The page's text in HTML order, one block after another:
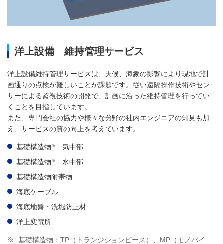
洋上設備 維持管理サービス
洋上設備維持管理サービスは、天候、海象の影響により現地で計
画通りの点検が難しいことが課題です。従い遠隔操作技術やセン
サーによる監視技術の開発で、計画に沿った維持管理を行ってい
くことを目指しています。
また、専門会社の協力や様々な分野の社内エンジニアの知見も加
え、サービスの質の向上を考えています。
基礎構造物 ※
気中部
基礎構造物 ※
水中部
基礎構造物附帯物
海底ケーブル
海底地盤・洗堀防止材
洋上変電所
※
基礎構造物：TP（トランジションピース）、MP（モノパイ